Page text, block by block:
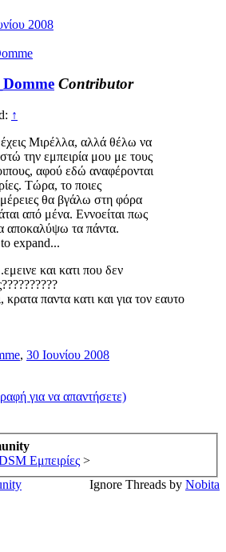
2008
Contributor
↑
έχεις Μιρέλλα, αλλά θέλω να
την εμπειρία μου με τους
αφού εδώ αναφέρονται
Τώρα, το ποιες
θα βγάλω στη φόρα
από μένα. Εννοείται πως
αποκαλύψω τα πάντα.
expand...
και κατι που δεν
παντα κατι και για τον εαυτο
, 30 Ιουνίου 2008
για να απαντήσετε)
Εμπειρίες >
Ignore Threads by Nobita